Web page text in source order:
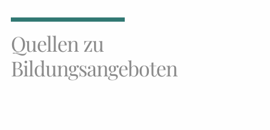
Quellen zu
Bildungsangeboten